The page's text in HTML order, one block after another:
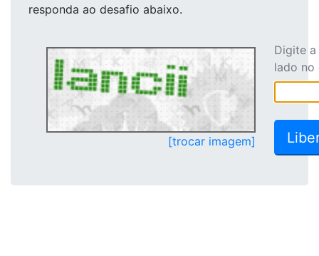
responda ao desafio abaixo.
[trocar imagem]
Digite
lado no